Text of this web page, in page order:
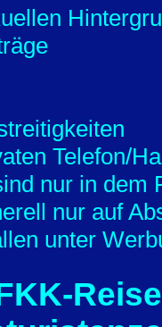
Telefon/
nur in dem
nur auf
unter